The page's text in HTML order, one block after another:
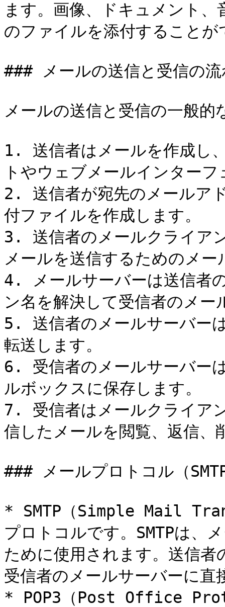
ます。画像、ドキュメント
のファイルを添付することが
### メールの送信と受信の流
メールの送信と受信の一般
1. 送信者はメールを作成し
トやウェブメールインター
2. 送信者が宛先のメールア
付ファイルを作成します。
3. 送信者のメールクライア
メールを送信するためのメ
4. メールサーバーは送信者
ン名を解決して受信者のメ
5. 送信者のメールサーバー
転送します。
6. 受信者のメールサーバー
ルボックスに保存します。
7. 受信者はメールクライア
信したメールを閲覧、返信、
### メールプロトコル（
* SMTP（Simple Mail
プロトコルです。SMTPは、
ために使用されます。送信者
受信者のメールサーバーに直
* POP3（Post Office